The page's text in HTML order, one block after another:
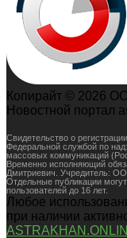
Копирайт © 2026
Новостной портал
Свидетельство о
Федеральной службой по
массовых коммуникаций
Временно исполняющий
Дмитриевич. Учредитель:
Отдельные публикации
пользователей до 16 лет.
Любое
при наличии